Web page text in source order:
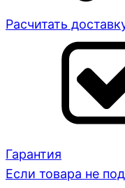
Расчитать
Гарантия
Если товара не